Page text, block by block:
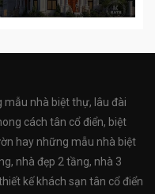
mẫu nhà biệt thự, lâu đài
cách tân cổ điển, biệt
hay những mẫu nhà biệt
nhà đẹp 2 tầng, nhà 3
kế khách sạn tân cổ điển